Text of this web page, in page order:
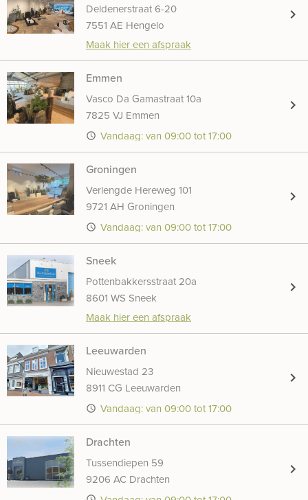
Deldenerstraat 6-20
7551 AE Hengelo
Maak hier een afspraak
chevron_right
Emmen
Vasco Da Gamastraat 10a
7825 VJ Emmen
access_time Vandaag: van 09:00 tot 17:00
chevron_right
Groningen
Verlengde Hereweg 101
9721 AH Groningen
access_time Vandaag: van 09:00 tot 17:00
chevron_right
Sneek
Pottenbakkersstraat 20a
8601 WS Sneek
Maak hier een afspraak
chevron_right
Leeuwarden
Nieuwestad 23
8911 CG Leeuwarden
access_time Vandaag: van 09:00 tot 17:00
chevron_right
Drachten
Tussendiepen 59
9206 AC Drachten
chevron_right